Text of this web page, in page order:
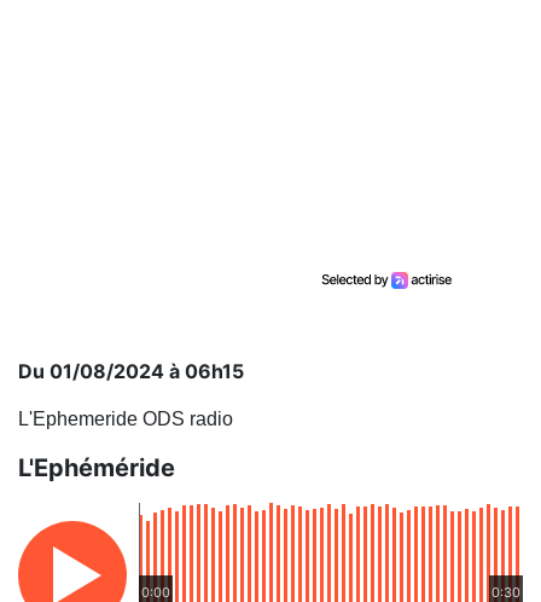
Du 01/08/2024 à 06h15
L'Ephemeride ODS radio
L'Ephéméride
0:00 0:30